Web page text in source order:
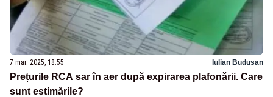
7 mar. 2025, 18:55 Iulian Budusan
Prețurile RCA sar în aer după expirarea plafonării. Care
sunt estimările?